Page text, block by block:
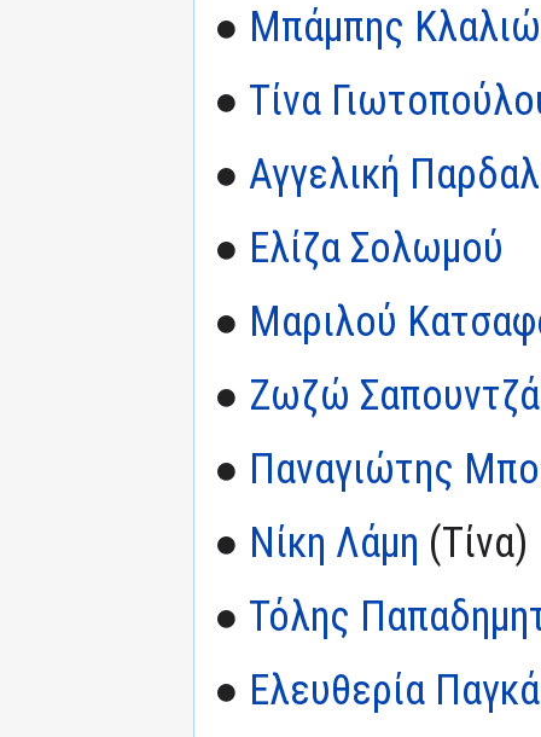
● Μπάμπης
● Τίνα
● Αγγελική
● Ελίζα Σολωμού
● Μαριλού
● Ζωζώ
● Παναγιώτης
● Νίκη Λάμη (Τίνα)
● Τόλης
● Ελευθερία